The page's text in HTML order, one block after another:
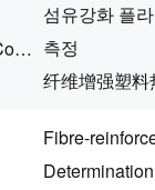
KS M ISO 12115(2017 Confirm)
섬유강화 플
측정
纤维增强塑
Fibre-